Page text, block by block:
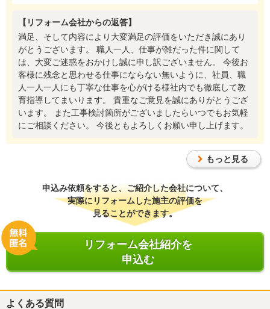
【リフォーム会社からの返答】
満足、そして内容により大変満足の評価をいただき誠にあり
がとうございます。 職人一人、仕事が雑だった件に関して
は、大変ご迷惑をおかけし誠に申し訳ございません。 今後お
客様に残念と思わせる仕事にならない無いように、社員、職
人一人一人にも丁寧な仕事を心がける様社内でも徹底して教
育指導してまいります。 貴重なご意見を誠にありがとうござ
います。 また工事検討箇所がございましたらいつでもお気軽
にご相談ください。 今後ともよろしくお願い申し上げます。
もっと見る
申込み依頼をすると、ご紹介した会社について、
実際にリフォームした施主の評価を
見ることができます。
リフォーム会社紹介を
申込む
よくある質問